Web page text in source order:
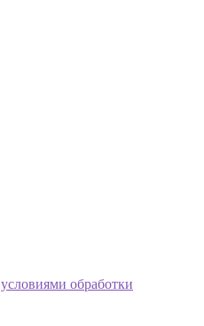
условиями обработки